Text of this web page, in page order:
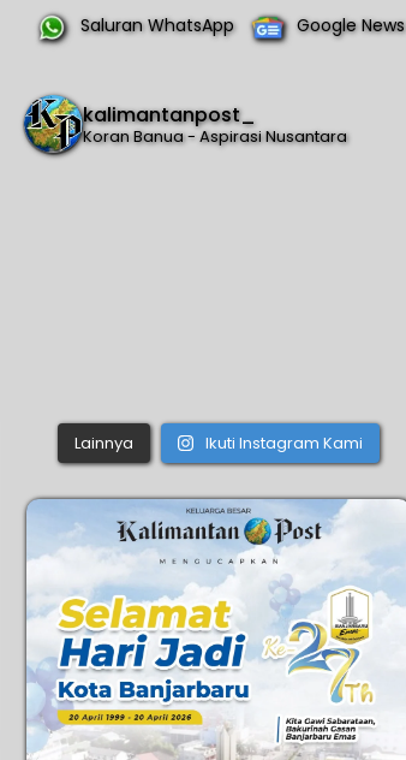
Saluran WhatsApp Google News
kalimantanpost_
Koran Banua - Aspirasi Nusantara
Lainnya Ikuti Instagram Kami